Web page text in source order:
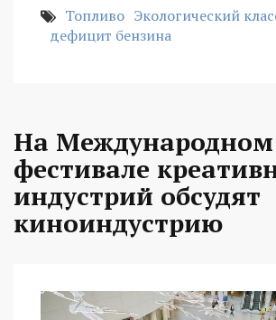
Топливо Экологический
дефицит бензина
На Международном
фестивале
индустрий обсудят
киноиндустрию